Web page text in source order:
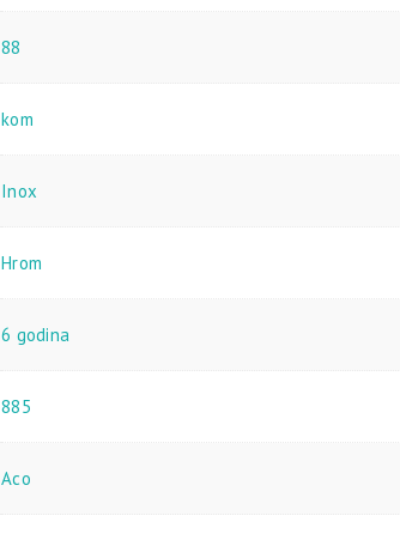
88
kom
Inox
Hrom
6 godina
885
Aco